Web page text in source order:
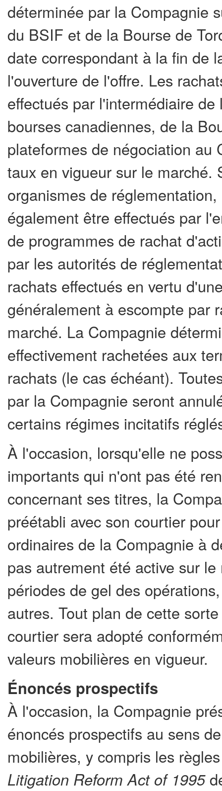
déterminée par la Compagnie
du BSIF et de la Bourse de
date correspondant à la fin de
l'ouverture de l'offre. Les
effectués par l'intermédiaire
bourses canadiennes, de la
plateformes de négociation au
taux en vigueur sur le marché.
organismes de
également être effectués par
de programmes de rachat
par les autorités de
rachats effectués en vertu
généralement à escompte par
marché. La Compagnie
effectivement rachetées aux
rachats (le cas échéant).
par la Compagnie seront
certains régimes incitatifs
À l'occasion, lorsqu'elle ne
importants qui n'ont pas été
concernant ses titres, la
préétabli avec son courtier
ordinaires de la Compagnie à
pas autrement été active sur
périodes de gel des
autres. Tout plan de cette
courtier sera adopté
valeurs mobilières en vigueur.
Énoncés prospectifs
À l'occasion, la Compagnie
énoncés prospectifs au sens
mobilières, y compris les
Litigation Reform Act of 1995